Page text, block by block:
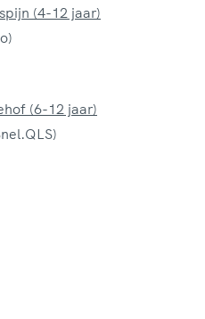
(4-12 jaar)
(6-12 jaar)